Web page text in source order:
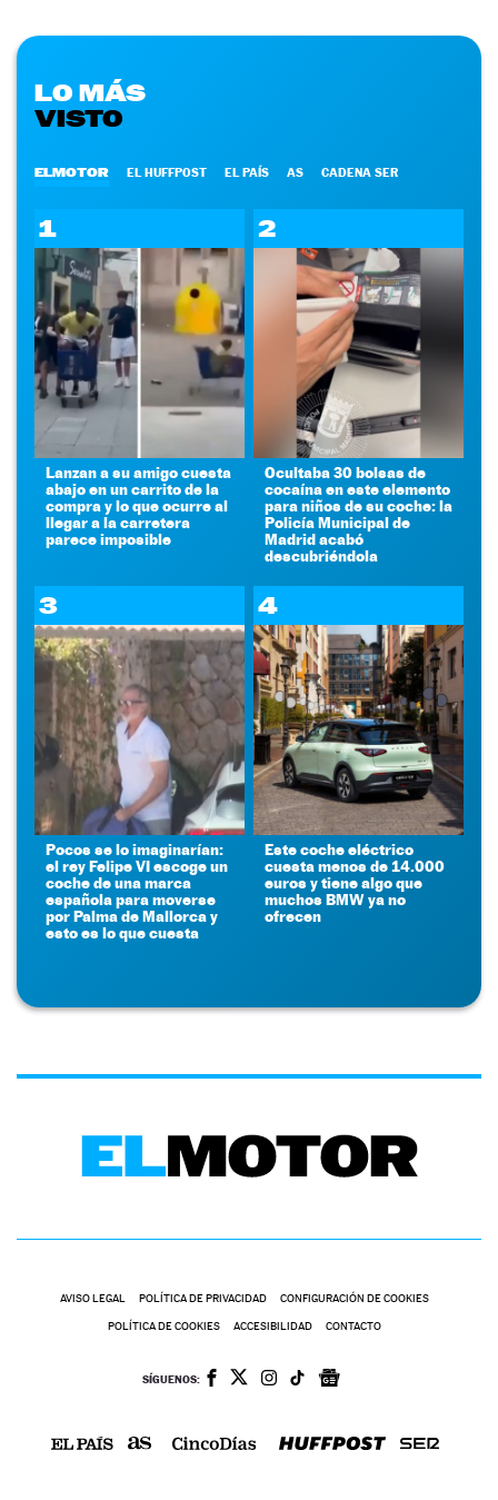
LO MÁS
VISTO
ELMOTOR EL HUFFPOST EL PAÍS AS CADENA SER
1
Lanzan a su amigo cuesta
abajo en un carrito de la
compra y lo que ocurre al
llegar a la carretera
parece imposible
2
Ocultaba 30 bolsas de
cocaína en este elemento
para niños de su coche: la
Policía Municipal de
Madrid acabó
descubriéndola
3
Pocos se lo imaginarían:
el rey Felipe VI escoge un
coche de una marca
española para moverse
por Palma de Mallorca y
esto es lo que cuesta
4
Este coche eléctrico
cuesta menos de 14.000
euros y tiene algo que
muchos BMW ya no
ofrecen
AVISO LEGAL POLÍTICA DE PRIVACIDAD CONFIGURACIÓN DE COOKIES
POLÍTICA DE COOKIES ACCESIBILIDAD CONTACTO
SÍGUENOS: